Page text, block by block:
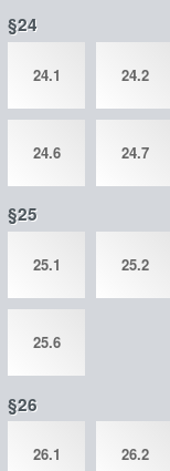
§24
24.1 24.2
24.6 24.7
§25
25.1 25.2
25.6
§26
26.1 26.2